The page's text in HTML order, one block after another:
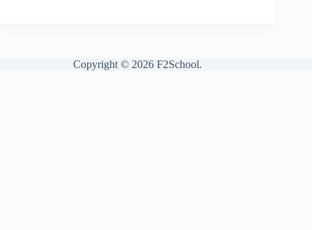
Copyright © 2026 F2School.